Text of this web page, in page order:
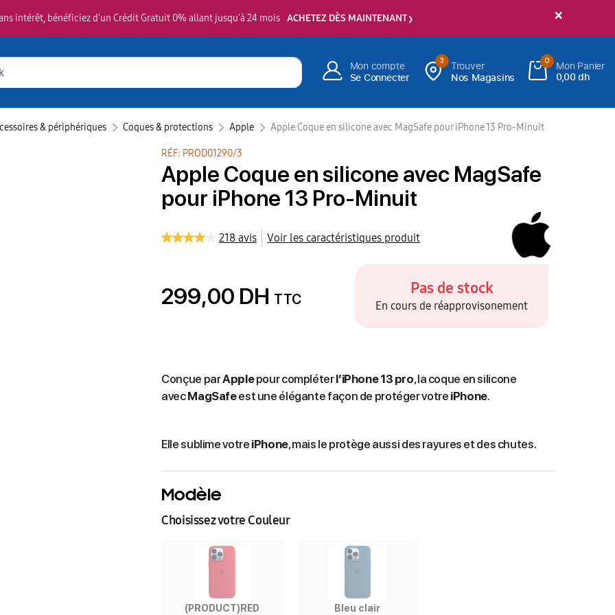
×
intérêt, bénéficiez d'un Crédit Gratuit 0% allant jusqu'à 24 mois ACHETEZ DÈS MAINTENANT
Mon compte
Se Connecter
3
Trouver
Nos Magasins
0
Mon Panier
0,00 dh
& périphériques Coques & protections Apple‎ Apple Coque en silicone avec MagSafe pour iPhone 13 Pro-Minuit
RÉF: PROD01290/3
Apple Coque en silicone avec MagSafe
pour iPhone 13 Pro-Minuit
218 avis Voir les caractéristiques produit
299,00 DH TTC
Pas de stock
En cours de réapprovisonement
Conçue parApplepour compléterl’iPhone 13 pro, la coque en silicone
avecMagSafeest une élégante façon de protéger votre iPhone.
Elle sublime votre iPhone, mais le protège aussi des rayures et des chutes.
Modèle
Choisissez votre Couleur
(PRODUCT)RED Bleu clair